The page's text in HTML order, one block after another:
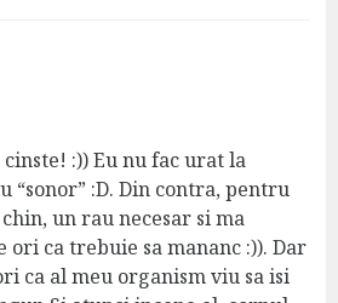
:)) Eu nu fac urat la
“sonor” :D. Din contra, pentru
un rau necesar si ma
ori ca trebuie sa mananc :)). Dar
ca al meu organism viu sa isi